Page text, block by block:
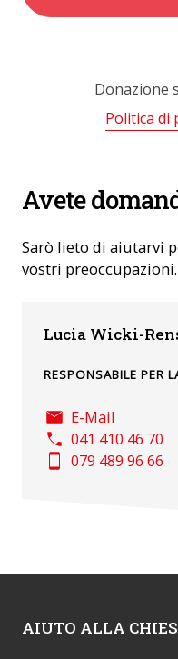
Donazione
Politica di
Avete
Sarò lieto di aiutarvi
vostri preoccupazioni.
Lucia Wicki-
RESPONSABILE PER
E-Mail
041 410 46 70
079 489 96 66
AIUTO ALLA